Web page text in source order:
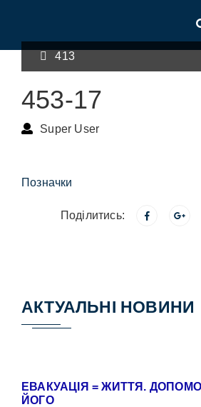
413
453-17
Super User
Позначки
Поділитись:
АКТУАЛЬНІ НОВИНИ
ЕВАКУАЦІЯ = ЖИТТЯ.
ЙОГО